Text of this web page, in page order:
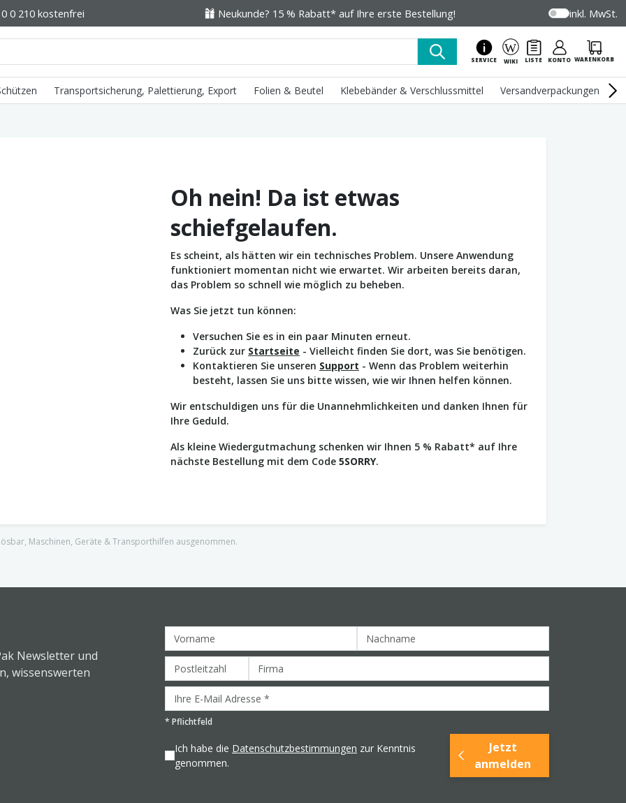
0 210 kostenfrei Neukunde? 15 % Rabatt* auf Ihre erste Bestellung! inkl. MwSt.
SERVICE WIKI LISTE KONTO WARENKORB
Transportsicherung, Palettierung, Export Folien & Beutel Klebebänder & Verschlussmittel Versandverpackungen
Oh nein! Da ist etwas
schiefgelaufen.
Es scheint, als hätten wir ein technisches Problem. Unsere Anwendung
funktioniert momentan nicht wie erwartet. Wir arbeiten bereits daran,
das Problem so schnell wie möglich zu beheben.
Was Sie jetzt tun können:
Versuchen Sie es in ein paar Minuten erneut.
Zurück zur Startseite - Vielleicht finden Sie dort, was Sie benötigen.
Kontaktieren Sie unseren Support - Wenn das Problem weiterhin
besteht, lassen Sie uns bitte wissen, wie wir Ihnen helfen können.
Wir entschuldigen uns für die Unannehmlichkeiten und danken Ihnen für
Ihre Geduld.
Als kleine Wiedergutmachung schenken wir Ihnen 5 % Rabatt* auf Ihre
nächste Bestellung mit dem Code 5SORRY.
Maschinen, Geräte & Transporthilfen ausgenommen.
Newsletter und
wissenswerten
* Pflichtfeld
Ich habe die Datenschutzbestimmungen zur Kenntnis
genommen.
Jetzt
anmelden